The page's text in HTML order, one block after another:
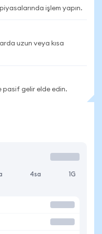
işlem yapın.
uzun veya kısa
pasif gelir elde edin.
4sa 1G